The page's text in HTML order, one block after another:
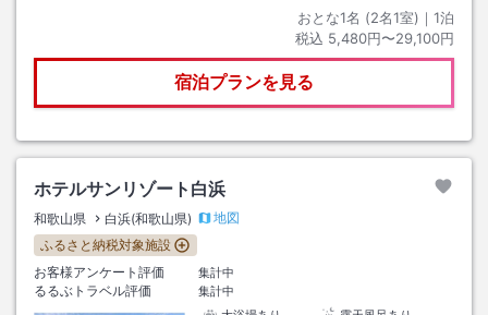
おとな1名 (2名1室)｜ 1泊
税込 5,480円〜29,100円
宿泊プランを見る
ホテルサンリゾート白浜
和歌山県 白浜(和歌山県)
地図
ふるさと納税対象施設
お客様アンケート評価
集計中
るるぶトラベル評価
集計中